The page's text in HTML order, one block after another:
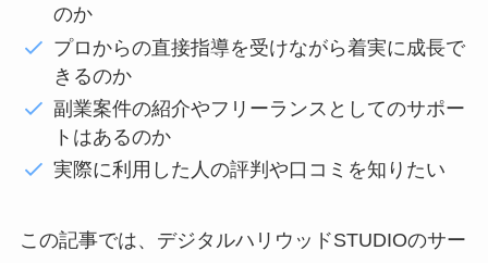
のか
プロからの直接指導を受けながら着実に成長で
きるのか
副業案件の紹介やフリーランスとしてのサポー
トはあるのか
実際に利用した人の評判や口コミを知りたい
この記事では、デジタルハリウッドSTUDIOのサー